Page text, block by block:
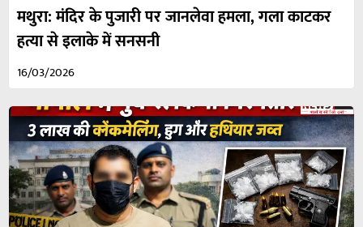
मथुरा: मंदिर के पुजारी पर जानलेवा हमला, गला काटकर
हत्या से इलाके में सनसनी
16/03/2026